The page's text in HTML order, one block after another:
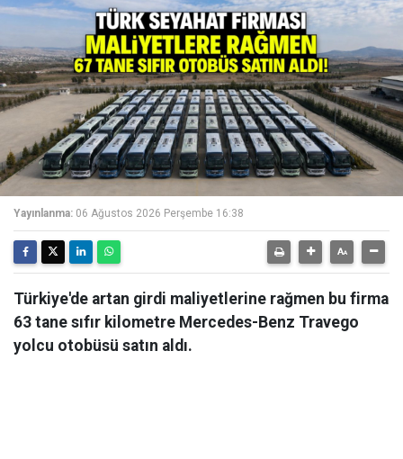
Yayınlanma: 06 Ağustos 2026 Perşembe 16:38
Türkiye'de artan girdi maliyetlerine rağmen bu firma
63 tane sıfır kilometre Mercedes-Benz Travego
yolcu otobüsü satın aldı.